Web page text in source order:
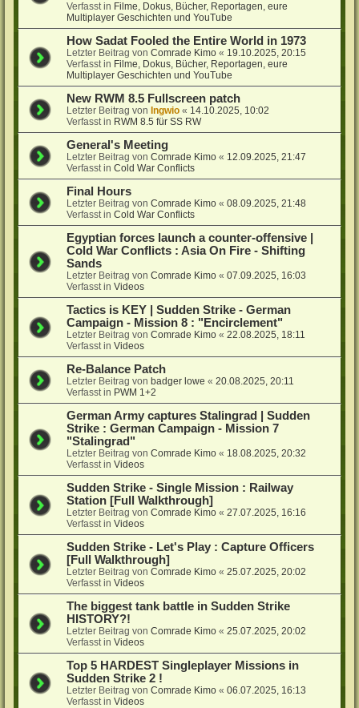
Verfasst in Filme, Dokus, Bücher, Reportagen, eure
Multiplayer Geschichten und YouTube
How Sadat Fooled the Entire World in 1973
Letzter Beitrag vonComrade Kimo « 19.10.2025, 20:15
Verfasst in Filme, Dokus, Bücher, Reportagen, eure
Multiplayer Geschichten und YouTube
New RWM 8.5 Fullscreen patch
Letzter Beitrag vonIngwio « 14.10.2025, 10:02
Verfasst in RWM 8.5 für SS RW
General's Meeting
Letzter Beitrag vonComrade Kimo « 12.09.2025, 21:47
Verfasst inCold War Conflicts
Final Hours
Letzter Beitrag vonComrade Kimo «08.09.2025, 21:48
Verfasst inCold War Conflicts
Egyptian forces launch a counter-offensive |
Cold War Conflicts : Asia On Fire - Shifting
Sands
Letzter Beitrag vonComrade Kimo «07.09.2025, 16:03
Verfasst inVideos
Tactics is KEY | Sudden Strike - German
Campaign - Mission 8 : "Encirclement"
Letzter Beitrag vonComrade Kimo «22.08.2025, 18:11
Verfasst inVideos
Re-Balance Patch
Letzter Beitrag vonbadger lowe «20.08.2025, 20:11
Verfasst in PWM 1+2
German Army captures Stalingrad | Sudden
Strike : German Campaign - Mission 7
"Stalingrad"
Letzter Beitrag vonComrade Kimo « 18.08.2025, 20:32
Verfasst inVideos
Sudden Strike - Single Mission : Railway
Station [Full Walkthrough]
Letzter Beitrag vonComrade Kimo «27.07.2025, 16:16
Verfasst inVideos
Sudden Strike - Let's Play : Capture Officers
[Full Walkthrough]
Letzter Beitrag vonComrade Kimo «25.07.2025, 20:02
Verfasst inVideos
The biggest tank battle in Sudden Strike
HISTORY?!
Letzter Beitrag vonComrade Kimo «25.07.2025, 20:02
Verfasst inVideos
Top 5 HARDEST Singleplayer Missions in
Sudden Strike 2 !
Letzter Beitrag vonComrade Kimo «06.07.2025, 16:13
Verfasst inVideos